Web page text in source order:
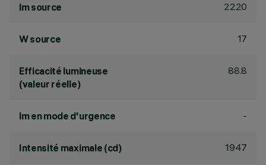
lm source 2220
W source 17
Efficacité lumineuse
(valeur réelle)
88.8
lm en mode d'urgence -
Intensité maximale (cd) 1947